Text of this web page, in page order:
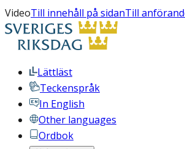
VideoTill innehåll på sidanTill
Lättläst
Teckenspråk
In English
Other languages
Ordbok